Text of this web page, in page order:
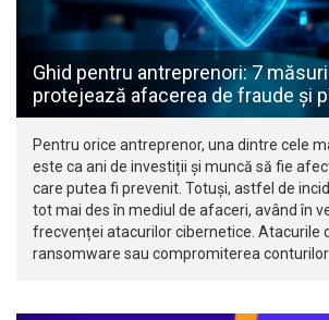
Ghid pentru antreprenori: 7
protejează afacerea de fraude și
Pentru orice antreprenor, una dintre cele
este ca ani de investiții și muncă să fie
care putea fi prevenit. Totuși, astfel de
tot mai des în mediul de afaceri, având în
frecvenței atacurilor cibernetice. Atacurile
ransomware sau compromiterea conturilor